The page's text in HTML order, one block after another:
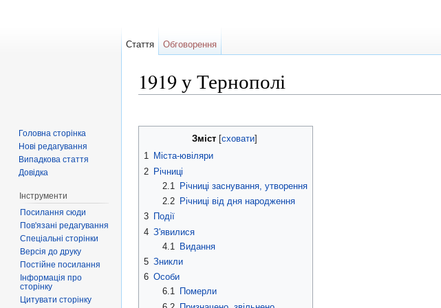
1919 у Тернополі
Зміст[ сховати]
1 Міста-ювіляри
2 Річниці
2.1
Річниці заснування, утворення
2.2
Річниці від дня народження
3 Події
4 З'явилися
4.1
Видання
5 Зникли
6 Особи
6.1
Померли
Стаття Обговорення
Головна сторінка
Нові редагування
Випадкова стаття
Довідка
Інструменти
Посилання сюди
Пов'язані редагування
Спеціальні сторінки
Версія до друку
Постійне посилання
Інформація про
сторінку
Цитувати сторінку